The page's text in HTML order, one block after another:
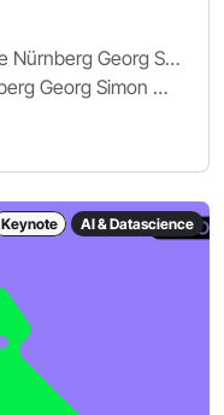
Ohm - Technische Hochschule Nürnberg Georg Simon Ohm
Technische Hochschule Nürnberg Georg Simon Ohm
Keynote AI & Datascience